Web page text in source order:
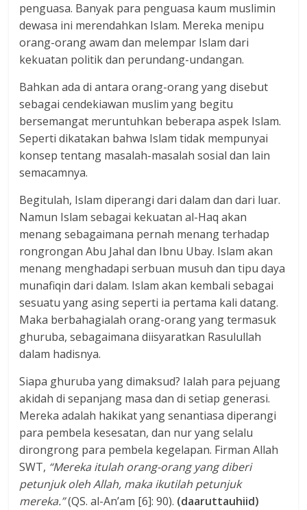
penguasa. Banyak para penguasa kaum muslimin
dewasa ini merendahkan Islam. Mereka menipu
orang-orang awam dan melempar Islam dari
kekuatan politik dan perundang-undangan.
Bahkan ada di antara orang-orang yang disebut
sebagai cendekiawan muslim yang begitu
bersemangat meruntuhkan beberapa aspek Islam.
Seperti dikatakan bahwa Islam tidak mempunyai
konsep tentang masalah-masalah sosial dan lain
semacamnya.
Begitulah, Islam diperangi dari dalam dan dari luar.
Namun Islam sebagai kekuatan al-Haq akan
menang sebagaimana pernah menang terhadap
rongrongan Abu Jahal dan Ibnu Ubay. Islam akan
menang menghadapi serbuan musuh dan tipu daya
munafiqin dari dalam. Islam akan kembali sebagai
sesuatu yang asing seperti ia pertama kali datang.
Maka berbahagialah orang-orang yang termasuk
ghuruba, sebagaimana diisyaratkan Rasulullah
dalam hadisnya.
Siapa ghuruba yang dimaksud? Ialah para pejuang
akidah di sepanjang masa dan di setiap generasi.
Mereka adalah hakikat yang senantiasa diperangi
para pembela kesesatan, dan nur yang selalu
dirongrong para pembela kegelapan. Firman Allah
SWT, “Mereka itulah orang-orang yang diberi
petunjuk oleh Allah, maka ikutilah petunjuk
mereka.”(QS. al-An’am [6]: 90). (daaruttauhiid)